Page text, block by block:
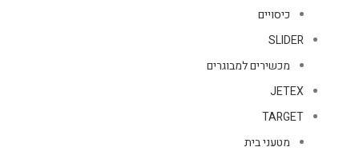
כיסויים
SLIDER
מכשירים למבוגרים
JETEX
TARGET
מטעני בית